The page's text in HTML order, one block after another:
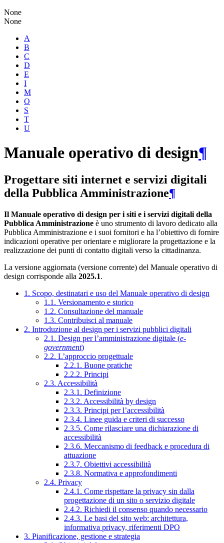
None
None
A
B
C
D
E
I
M
O
S
T
U
Manuale operativo di design¶
Progettare siti internet e servizi digitali
della Pubblica Amministrazione¶
Il Manuale operativo di design per i siti e i servizi digitali della
Pubblica Amministrazione è uno strumento di lavoro dedicato alla
Pubblica Amministrazione e i suoi fornitori e ha l’obiettivo di fornire
indicazioni operative per orientare e migliorare la progettazione e la
realizzazione dei punti di contatto digitali verso la cittadinanza.
La versione aggiornata (versione corrente) del Manuale operativo di
design corrisponde alla 2025.1.
1. Scopo, destinatari e uso del Manuale operativo di design
1.1. Versionamento e storico
1.2. Consultazione del manuale
1.3. Contribuisci al manuale
2. Introduzione al design per i servizi pubblici digitali
2.1. Design per l’amministrazione digitale (e-
government)
2.2. L’approccio progettuale
2.2.1. Buone pratiche
2.2.2. Principi
2.3. Accessibilità
2.3.1. Definizione
2.3.2. Accessibilità by design
2.3.3. Principi per l’accessibilità
2.3.4. Linee guida e criteri di successo
2.3.5. Come rilasciare una dichiarazione di
accessibilità
2.3.6. Meccanismo di feedback e procedura di
attuazione
2.3.7. Obiettivi accessibilità
2.3.8. Normativa e approfondimenti
2.4. Privacy
2.4.1. Come rispettare la privacy sin dalla
progettazione di un sito o servizio digitale
2.4.2. Richiedi il consenso quando necessario
2.4.3. Le basi del sito web: architettura,
informativa privacy, riferimenti DPO
3. Pianificazione, gestione e strategia